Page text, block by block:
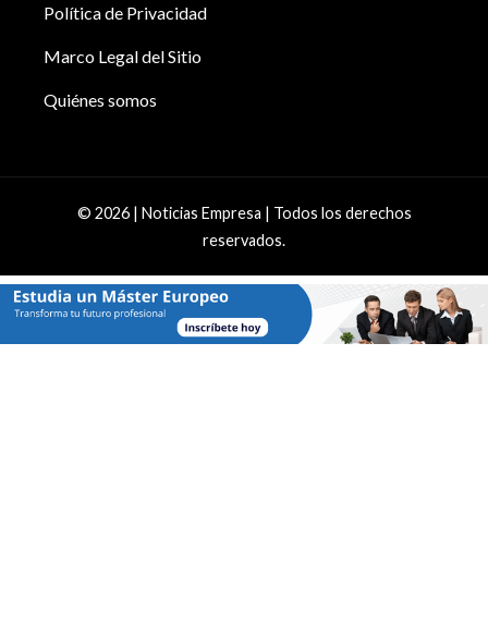
Política de Privacidad
Marco Legal del Sitio
Quiénes somos
© 2026 | Noticias Empresa | Todos los derechos
reservados.